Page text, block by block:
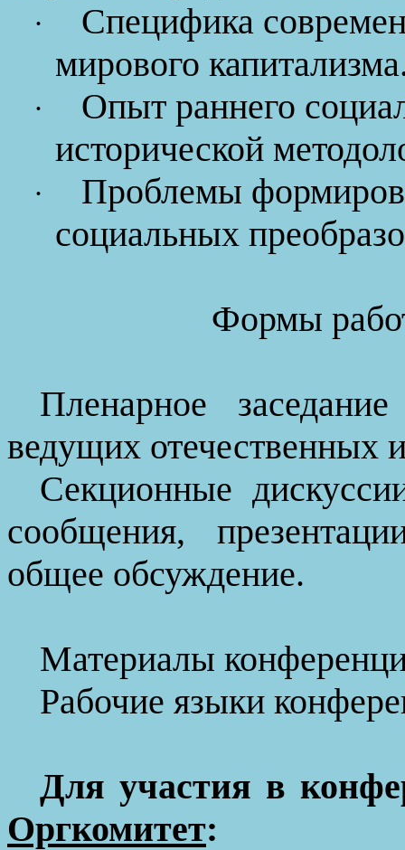
·
Специфика
мирового
·
Опыт раннего
исторической
·
Проблемы
социальных
Формы
Пленарное
ведущих отечественных
Секционные
сообщения,
общее обсуждение.
Материалы
Рабочие языки
Для участия в
Оргкомитет: